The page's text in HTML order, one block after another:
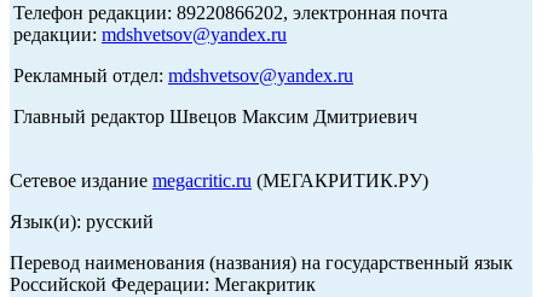
Телефон редакции: 89220866202, электронная почта
редакции: mdshvetsov@yandex.ru
Рекламный отдел: mdshvetsov@yandex.ru
Главный редактор Швецов Максим Дмитриевич
Сетевое издание megacritic.ru (МЕГАКРИТИК.РУ)
Язык(и): русский
Перевод наименования (названия) на государственный язык
Российской Федерации: Мегакритик